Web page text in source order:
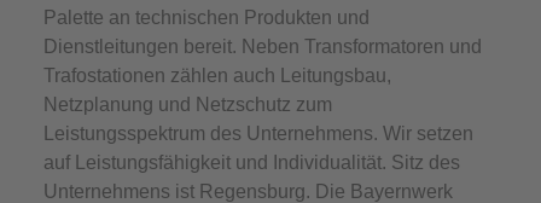
Palette an technischen Produkten und
Dienstleitungen bereit. Neben Transformatoren und
Trafostationen zählen auch Leitungsbau,
Netzplanung und Netzschutz zum
Leistungsspektrum des Unternehmens. Wir setzen
auf Leistungsfähigkeit und Individualität. Sitz des
Unternehmens ist Regensburg. Die Bayernwerk